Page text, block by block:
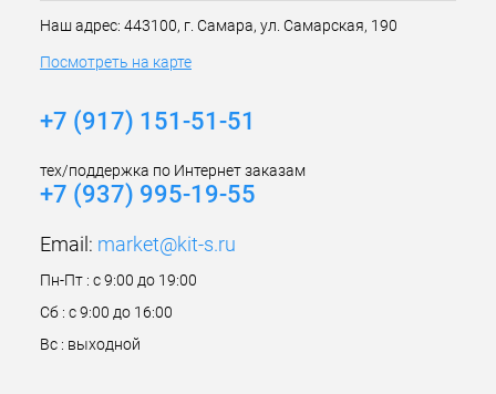
Наш адрес: 443100, г. Самара, ул. Самарская, 190
Посмотреть на карте
+7 (917) 151-51-51
тех/поддержка по Интернет заказам
+7 (937) 995-19-55
Email: market@kit-s.ru
Пн-Пт : с 9:00 до 19:00
Сб : с 9:00 до 16:00
Вс : выходной